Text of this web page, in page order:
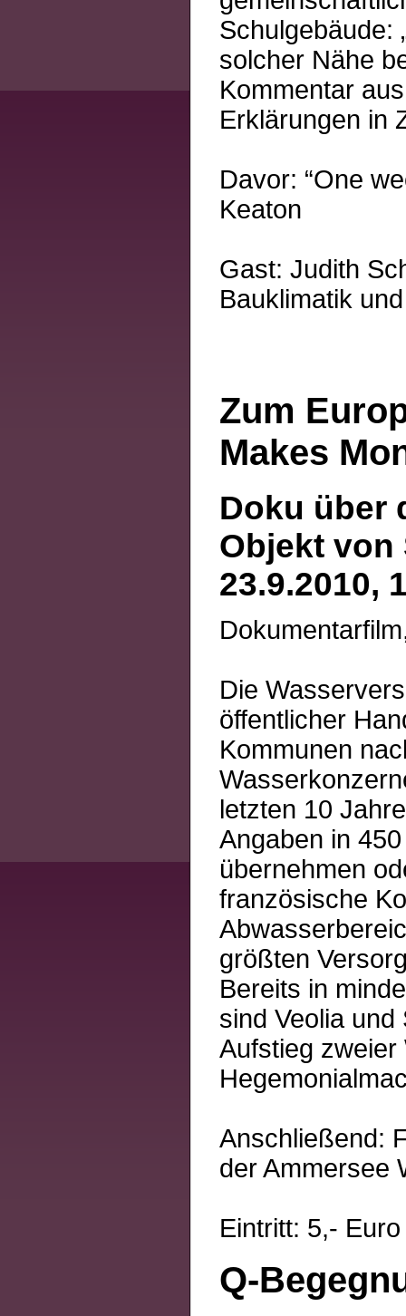
Schulgebäude:
solcher Nähe
Kommentar
Erklärungen in
Davor: “One
Keaton
Gast: Judith
Bauklimatik
Zum
Makes
Doku über
Objekt von
23.9.2010,
Die
öffentlicher
Kommunen
letzten 10
Angaben in
übernehmen
französische
größten
Bereits in
sind Veolia
Aufstieg zweier
Anschließend:
der Ammersee
Eintritt: 5,- Euro
Q-